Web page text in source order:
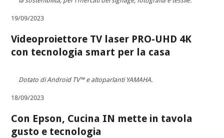
19/09/2023
Videoproiettore TV laser PRO-UHD 4K
con tecnologia smart per la casa
Dotato di Android TV™ e altoparlanti YAMAHA.
18/09/2023
Con Epson, Cucina IN mette in tavola
gusto e tecnologia